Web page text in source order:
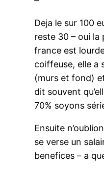
Deja le sur 100
reste 30 – oui la
france est
coiffeuse, elle a
(murs et fond)
dit souvent
70% soyons
Ensuite
se verse un
benefices – a